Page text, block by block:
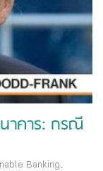
าคาร: กรณี
Banking,